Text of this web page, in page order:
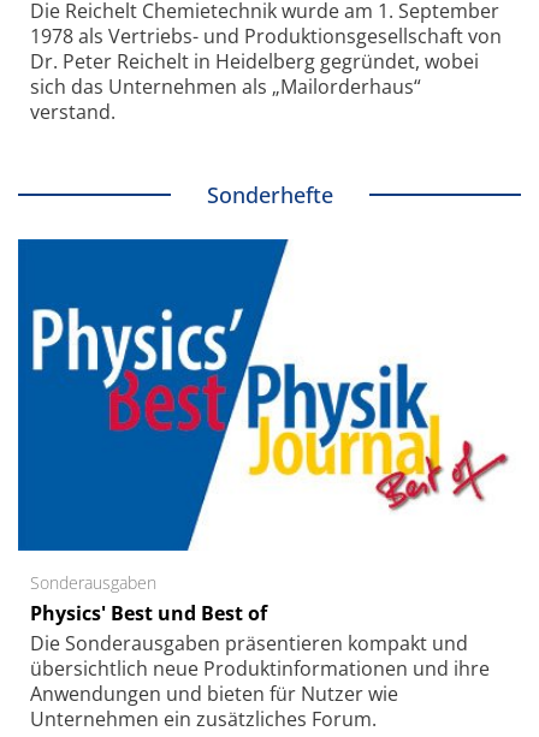
Die Reichelt Chemietechnik wurde am 1. September
1978 als Vertriebs- und Produktionsgesellschaft von
Dr. Peter Reichelt in Heidelberg gegründet, wobei
sich das Unternehmen als „Mailorderhaus“
verstand.
Sonderhefte
Sonderausgaben
Physics' Best und Best of
Die Sonder­ausgaben präsentieren kompakt und
übersichtlich neue Produkt­informationen und ihre
Anwendungen und bieten für Nutzer wie
Unternehmen ein zusätzliches Forum.